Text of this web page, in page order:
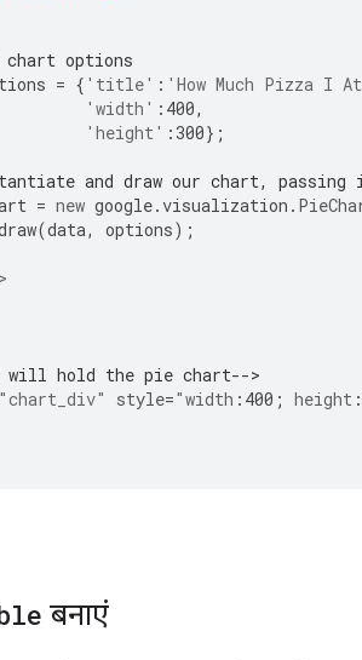
chart options
= { 'title' : 'How Much Pizza I
'width' : 400,
'height' : 300};
and draw our chart, passing
= new google.visualization .
(data, options);
will hold the pie chart-->
"chart_div" style="width : 400 ; height :
बनाएं